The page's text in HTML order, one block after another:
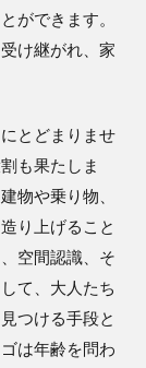
ができます。
け継がれ、家
とどまりませ
も果たしま
物や乗り物、
り上げること
空間認識、そ
て、大人たち
つける手段と
は年齢を問わ